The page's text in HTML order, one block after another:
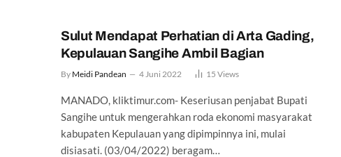
Sulut Mendapat Perhatian di Arta Gading,
Kepulauan Sangihe Ambil Bagian
By Meidi Pandean 4 Juni 2022 15 Views
MANADO, kliktimur.com- Keseriusan penjabat Bupati
Sangihe untuk mengerahkan roda ekonomi masyarakat
kabupaten Kepulauan yang dipimpinnya ini, mulai
disiasati. (03/04/2022) beragam…